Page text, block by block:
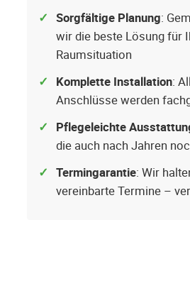
Sorgfältige Planung:
wir die beste Lösung für
Raumsituation
Komplette Installation:
Anschlüsse werden
Pflegeleichte
die auch nach Jahren
Termingarantie: Wir
vereinbarte Termine –